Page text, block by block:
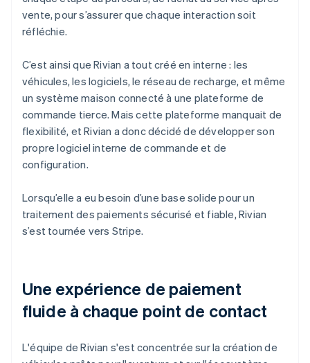
vente, pour s’assurer que chaque interaction soit
réfléchie.
C’est ainsi que Rivian a tout créé en interne : les
véhicules, les logiciels, le réseau de recharge, et même
un système maison connecté à une plateforme de
commande tierce. Mais cette plateforme manquait de
flexibilité, et Rivian a donc décidé de développer son
propre logiciel interne de commande et de
configuration.
Lorsqu’elle a eu besoin d’une base solide pour un
traitement des paiements sécurisé et fiable, Rivian
s’est tournée vers Stripe.
Une expérience de paiement
fluide à chaque point de contact
L'équipe de Rivian s'est concentrée sur la création de